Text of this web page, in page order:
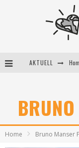
AKTUELL
5
Home Bruno Manser